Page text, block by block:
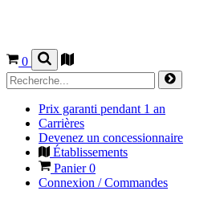
0
Prix garanti pendant 1 an
Carrières
Devenez un concessionnaire
Établissements
Panier0
Connexion / Commandes